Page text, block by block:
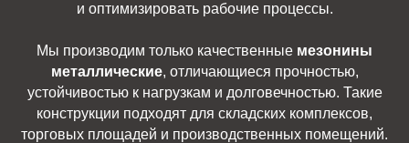
и оптимизировать рабочие процессы.
Мы производим только качественные мезонины
металлические, отличающиеся прочностью,
устойчивостью к нагрузкам и долговечностью. Такие
конструкции подходят для складских комплексов,
торговых площадей и производственных помещений.